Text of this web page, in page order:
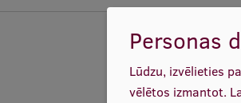
Personas
Lūdzu, izvēlieties
vēlētos izmantot.